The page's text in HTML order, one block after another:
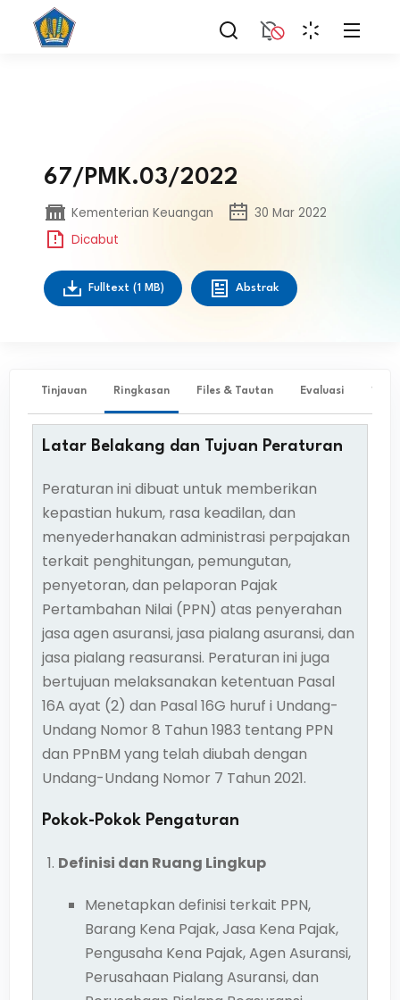
67/PMK.03/2022
Kementerian Keuangan
30 Mar 2022
Dicabut
Fulltext (1 MB) Abstrak
Tinjauan Ringkasan Files & Tautan Evaluasi ✨
Latar Belakang dan Tujuan Peraturan
Peraturan ini dibuat untuk memberikan
kepastian hukum, rasa keadilan, dan
menyederhanakan administrasi perpajakan
terkait penghitungan, pemungutan,
penyetoran, dan pelaporan Pajak
Pertambahan Nilai (PPN) atas penyerahan
jasa agen asuransi, jasa pialang asuransi, dan
jasa pialang reasuransi. Peraturan ini juga
bertujuan melaksanakan ketentuan Pasal
16A ayat (2) dan Pasal 16G huruf i Undang-
Undang Nomor 8 Tahun 1983 tentang PPN
dan PPnBM yang telah diubah dengan
Undang-Undang Nomor 7 Tahun 2021.
Pokok-Pokok Pengaturan
Definisi dan Ruang Lingkup
Menetapkan definisi terkait PPN,
Barang Kena Pajak, Jasa Kena Pajak,
Pengusaha Kena Pajak, Agen Asuransi,
Perusahaan Pialang Asuransi, dan